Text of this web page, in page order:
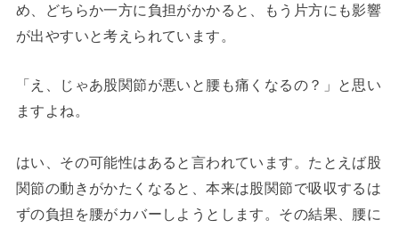
め、どちらか一方に負担がかかると、もう片方にも影響
が出やすいと考えられています。
「え、じゃあ股関節が悪いと腰も痛くなるの？」と思い
ますよね。
はい、その可能性はあると言われています。たとえば股
関節の動きがかたくなると、本来は股関節で吸収するは
ずの負担を腰がカバーしようとします。その結果、腰に